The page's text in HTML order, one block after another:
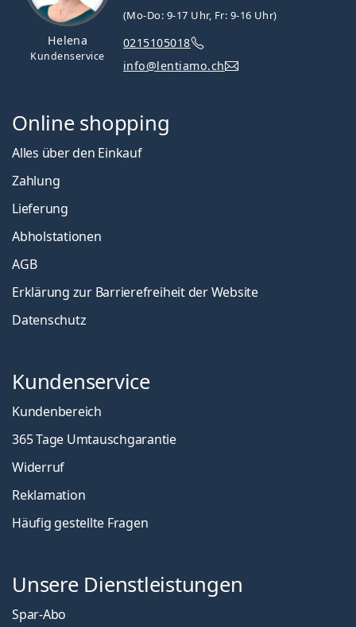
Helena
Kundenservice
(Mo-Do: 9-17 Uhr, Fr: 9-16 Uhr)
0215105018
info@lentiamo.ch
Online shopping
Alles über den Einkauf
Zahlung
Lieferung
Abholstationen
AGB
Erklärung zur Barrierefreiheit der Website
Datenschutz
Kundenservice
Kundenbereich
365 Tage Umtauschgarantie
Widerruf
Reklamation
Häufig gestellte Fragen
Unsere Dienstleistungen
Spar-Abo